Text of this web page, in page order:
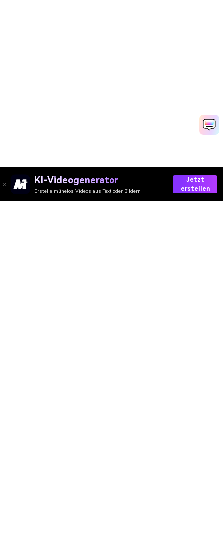
KI-Videogenerator
Erstelle mühelos Videos aus Text oder Bildern
Jetzt
erstellen